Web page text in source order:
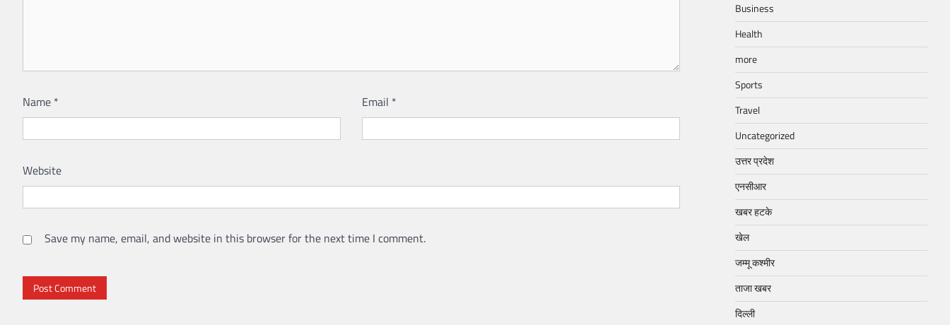
Name * Email *
Website
Save my name, email, and website in this browser for the next time I comment.
Business
Health
more
Sports
Travel
Uncategorized
उत्तर प्रदेश
एनसीआर
खबर हटके
खेल
जम्मू कश्मीर
ताजा खबर
दिल्ली